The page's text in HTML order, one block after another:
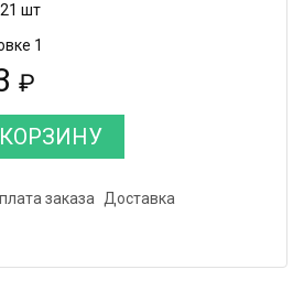
21 шт
1
₽
заказа Доставка